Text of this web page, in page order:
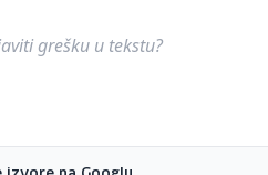
grešku u tekstu?